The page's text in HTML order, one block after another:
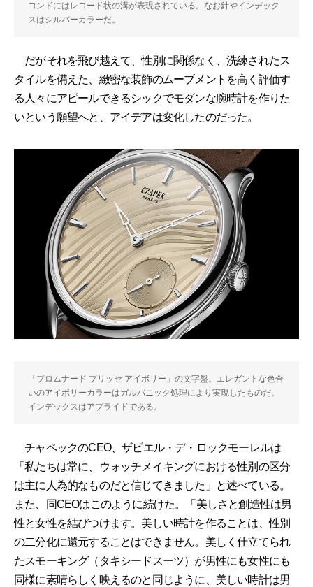
コンドにはレコード状の溝が表現されている。なお針やインデック
スはシルバーカラーだ。
だがそれを飛び越えて、性別に関係なく、洗練されたス
タイルを備えた、緻密な装飾のムーブメントを高く評価す
る人々にアピールできるシックでモダンな腕時計を作りた
いという願望へと、アイデアは変化したのだった。
「プロムナード プリッセ アイボリー」の文字盤。エレガントな色合
いのアイボリーカラーはガルバニック処理により実現したものだ。
インデックスはアプライドである。
チャペックのCEO、ザビエル・デ・ロックモーレルは
「私たちは常に、ウォッチメイキングにおける性別の区分
は主に人為的なものだと信じてきました」と述べている。
また、同CEOはこのように続けた。「美しさと創造性は男
性と女性を結びつけます。美しい時計を作ることは、性別
の二分化に還元することはできません。美しく仕立てられ
たスモーキング（タキシードスーツ）が男性にも女性にも
同様に素晴らしく映えるのと同じように、美しい時計は男